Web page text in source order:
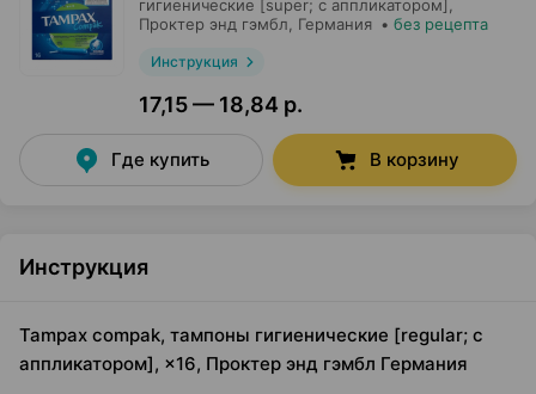
гигиенические [super; с аппликатором],
Проктер энд гэмбл , Германия • без рецепта
Инструкция
17,15 — 18,84 р.
Где купить В корзину
Инструкция
Tampax compak, тампоны гигиенические [regular; с
аппликатором], ×16, Проктер энд гэмбл Германия